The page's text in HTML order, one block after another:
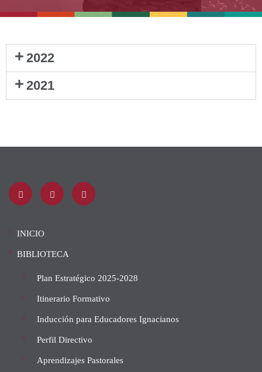
2022
2021
INICIO
BIBLIOTECA
Plan Estratégico 2025-2028
Itinerario Formativo
Inducción para Educadores Ignacianos
Perfil Directivo
Aprendizajes Pastorales